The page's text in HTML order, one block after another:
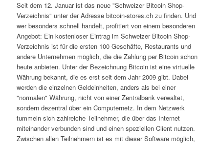
Seit dem 12. Januar ist das neue "Schweizer Bitcoin Shop-
Verzeichnis" unter der Adresse bitcoin-stores.ch zu finden. Und
wer besonders schnell handelt, profitiert von einem besonderen
Angebot: Ein kostenloser Eintrag im Schweizer Bitcoin Shop-
Verzeichnis ist für die ersten 100 Geschäfte, Restaurants und
andere Unternehmen möglich, die die Zahlung per Bitcoin schon
heute anbieten. Unter der Bezeichnung Bitcoin ist eine virtuelle
Währung bekannt, die es erst seit dem Jahr 2009 gibt. Dabei
werden die einzelnen Geldeinheiten, anders als bei einer
"normalen" Währung, nicht von einer Zentralbank verwaltet,
sondern dezentral über ein Computernetz. In dem Netzwerk
tummeln sich zahlreiche Teilnehmer, die über das Internet
miteinander verbunden sind und einen speziellen Client nutzen.
Zwischen allen Teilnehmern ist es mit dieser Software möglich,